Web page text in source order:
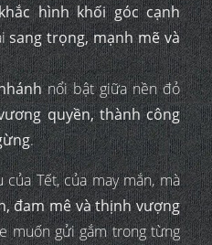
hình khối góc cạnh
sang trọng, mạnh mẽ và
nổi bật giữa nền đỏ
quyền, thành công
.
Tết, của may mắn, mà
đam mê và thịnh vượng
muốn gửi gắm trong từng